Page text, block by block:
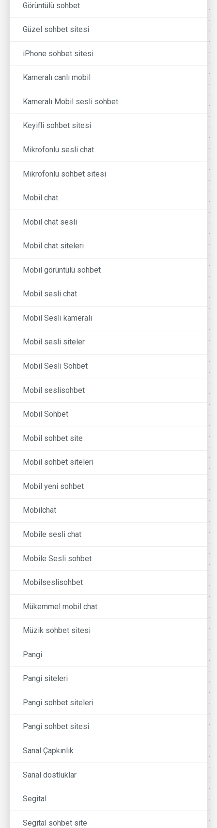
Görüntülü sohbet
Güzel sohbet sitesi
iPhone sohbet sitesi
Kameralı canlı mobil
Kameralı Mobil sesli sohbet
Keyifli sohbet sitesi
Mikrofonlu sesli chat
Mikrofonlu sohbet sitesi
Mobil chat
Mobil chat sesli
Mobil chat siteleri
Mobil görüntülü sohbet
Mobil sesli chat
Mobil Sesli kameralı
Mobil sesli siteler
Mobil Sesli Sohbet
Mobil seslisohbet
Mobil Sohbet
Mobil sohbet site
Mobil sohbet siteleri
Mobil yeni sohbet
Mobilchat
Mobile sesli chat
Mobile Sesli sohbet
Mobilseslisohbet
Mükemmel mobil chat
Müzik sohbet sitesi
Pangi
Pangi siteleri
Pangi sohbet siteleri
Pangi sohbet sitesi
Sanal Çapkınlık
Sanal dostluklar
Segital
Segital sohbet site